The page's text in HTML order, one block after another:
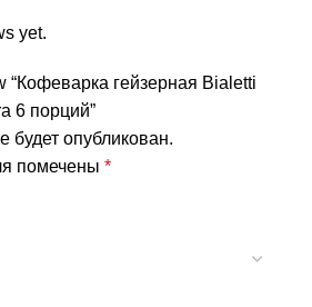
yet.
“Кофеварка гейзерная Bialetti
6 порций”
будет опубликован.
помечены *